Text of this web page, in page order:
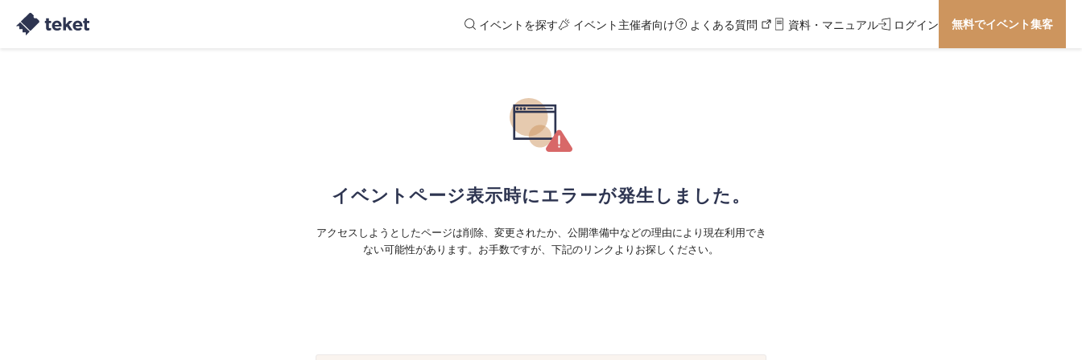
イベントを探す イベント主催者向け よくある質問 資料・マニュアル ログイン 無料でイベント集客
イベントページ表示時にエラーが発生しました。
アクセスしようとしたページは削除、変更されたか、公開準備中などの理由により現在利用でき
ない可能性があります。お手数ですが、下記のリンクよりお探しください。